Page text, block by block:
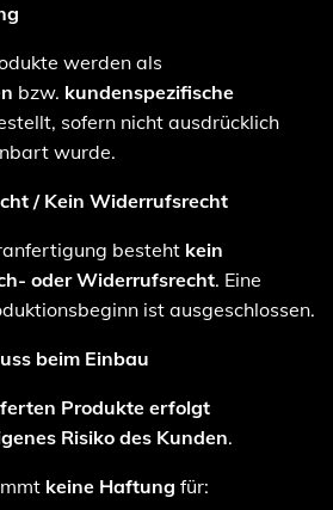
werden als
bzw. kundenspezifische
sofern nicht ausdrücklich
wurde.
/ Kein Widerrufsrecht
besteht kein
oder Widerrufsrecht. Eine
ist ausgeschlossen.
beim Einbau
Produkte erfolgt
Risiko des Kunden.
keine Haftung für: